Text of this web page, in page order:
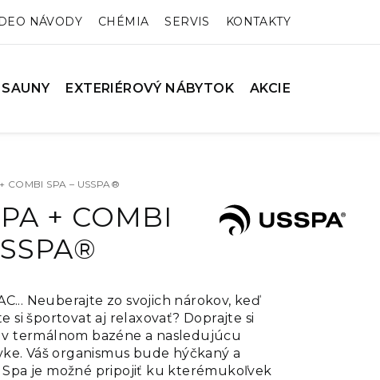
NÁVODY CHÉMIA SERVIS KONTAKTY
SAUNY EXTERIÉROVÝ NÁBYTOK AKCIE
COMBI SPA – USSPA®
+ COMBI
Neuberajte zo svojich nárokov, keď
si športovat aj relaxovať? Doprajte si
v termálnom bazéne a nasledujúcu
Váš organismus bude hýčkaný a
Spa je možné pripojiť ku kterémukoľvek